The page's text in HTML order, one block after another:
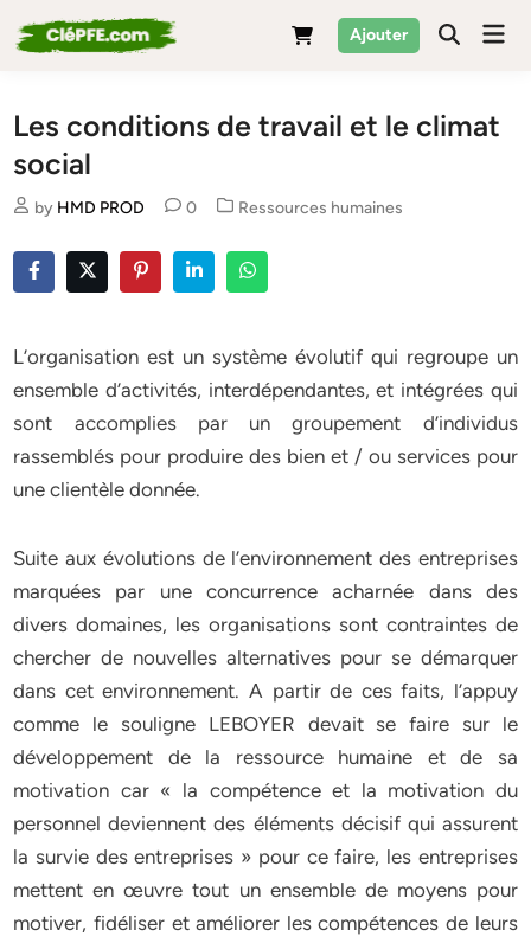
to
Ajouter
Les conditions de travail et le climat
social
by HMD PROD 0
Posted
Ressources humaines
L’organisation est un système évolutif qui regroupe un
ensemble d’activités, interdépendantes, et intégrées qui
sont accomplies par un groupement d’individus
rassemblés pour produire des bien et / ou services pour
une clientèle donnée.
Suite aux évolutions de l’environnement des entreprises
marquées par une concurrence acharnée dans des
divers domaines, les organisations sont contraintes de
chercher de nouvelles alternatives pour se démarquer
dans cet environnement. A partir de ces faits, l’appuy
comme le souligne LEBOYER devait se faire sur le
développement de la ressource humaine et de sa
motivation car « la compétence et la motivation du
personnel deviennent des éléments décisif qui assurent
la survie des entreprises » pour ce faire, les entreprises
mettent en œuvre tout un ensemble de moyens pour
motiver, fidéliser et améliorer les compétences de leurs